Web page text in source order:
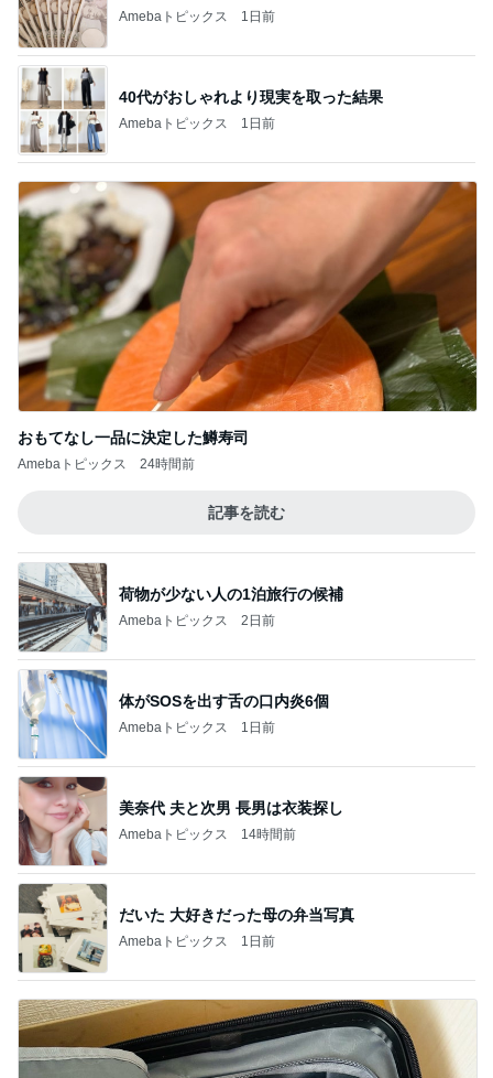
Amebaトピックス 1日前
40代がおしゃれより現実を取った結果
Amebaトピックス 1日前
おもてなし一品に決定した鱒寿司
Amebaトピックス 24時間前
記事を読む
荷物が少ない人の1泊旅行の候補
Amebaトピックス 2日前
体がSOSを出す舌の口内炎6個
Amebaトピックス 1日前
美奈代 夫と次男 長男は衣装探し
Amebaトピックス 14時間前
だいた 大好きだった母の弁当写真
Amebaトピックス 1日前